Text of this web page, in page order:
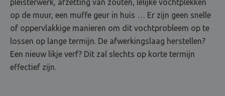
pleisterwerk, afzetting van zouten, lelijke vochtplekken
op de muur, een muffe geur in huis … Er zijn geen snelle
of oppervlakkige manieren om dit vochtprobleem op te
lossen op lange termijn. De afwerkingslaag herstellen?
Een nieuw likje verf? Dit zal slechts op korte termijn
effectief zijn.